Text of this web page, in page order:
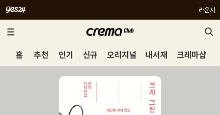
라운지
홈 추천 인기 신규 오리지널 내서재 크레마샵